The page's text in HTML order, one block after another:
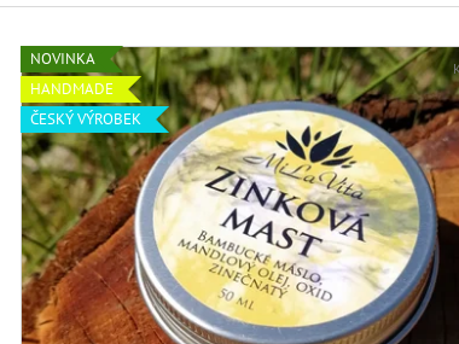
NOVINKA
HANDMADE
ČESKÝ VÝROBEK